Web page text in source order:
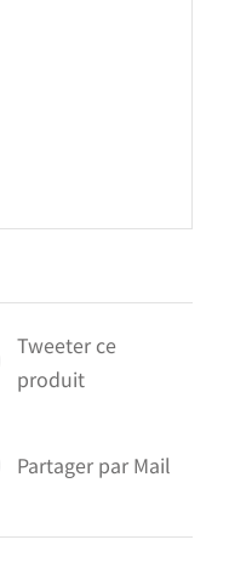
Tweeter ce
produit
Partager par Mail